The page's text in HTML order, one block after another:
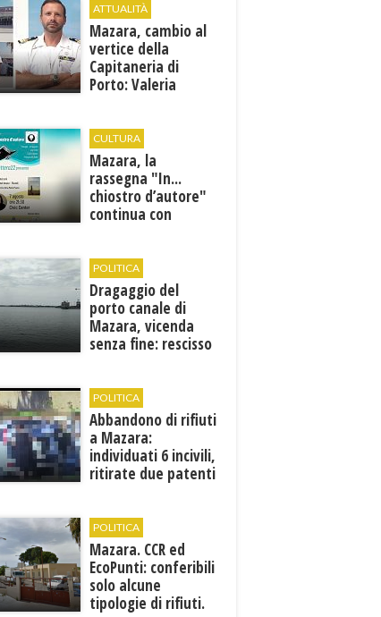
ATTUALITÀ
Mazara, cambio al
vertice della
Capitaneria di
Porto: Valeria
CULTURA
Mazara, la
rassegna "In...
chiostro d’autore"
continua con
POLITICA
Dragaggio del
porto canale di
Mazara, vicenda
senza fine: rescisso
POLITICA
Abbandono di rifiuti
a Mazara:
individuati 6 incivili,
ritirate due patenti
POLITICA
Mazara. CCR ed
EcoPunti: conferibili
solo alcune
tipologie di rifiuti.